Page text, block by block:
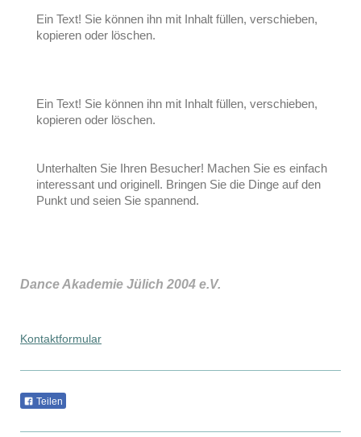
Ein Text! Sie können ihn mit Inhalt füllen, verschieben,
kopieren oder löschen.
Ein Text! Sie können ihn mit Inhalt füllen, verschieben,
kopieren oder löschen.
Unterhalten Sie Ihren Besucher! Machen Sie es einfach
interessant und originell. Bringen Sie die Dinge auf den
Punkt und seien Sie spannend.
Dance Akademie Jülich 2004 e.V.
Kontaktformular
Teilen